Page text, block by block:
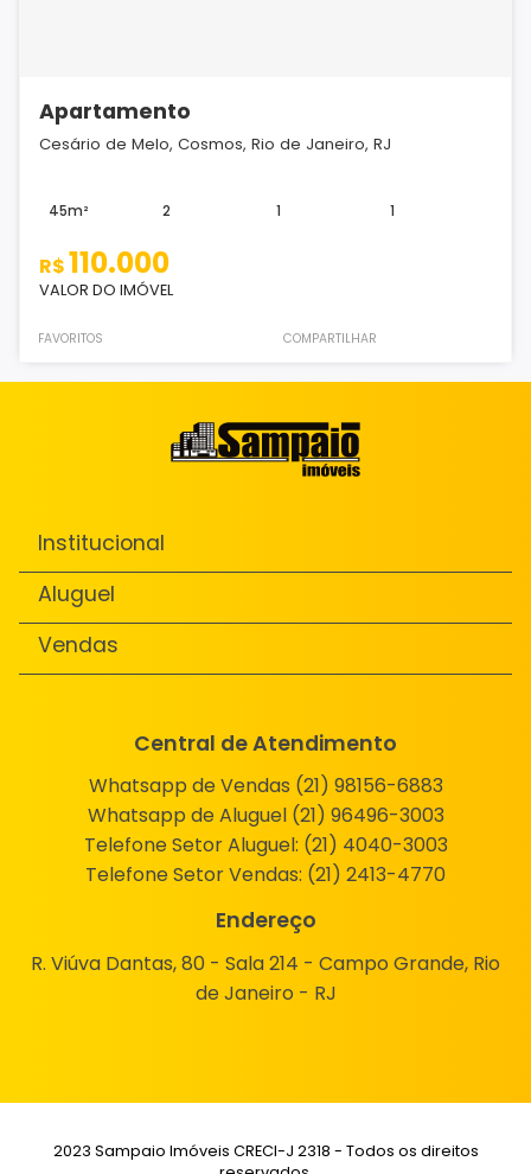
Apartamento
Cesário de Melo, Cosmos, Rio de Janeiro, RJ
45m² 2 1 1
R$110.000
VALOR DO IMÓVEL
FAVORITOS COMPARTILHAR
Institucional
Aluguel
Vendas
Central de Atendimento
Whatsapp de Vendas (21) 98156-6883
Whatsapp de Aluguel (21) 96496-3003
Telefone Setor Aluguel: (21) 4040-3003
Telefone Setor Vendas: (21) 2413-4770
Endereço
R. Viúva Dantas, 80 - Sala 214 - Campo Grande, Rio
de Janeiro - RJ
2023 Sampaio Imóveis CRECI-J 2318 - Todos os direitos